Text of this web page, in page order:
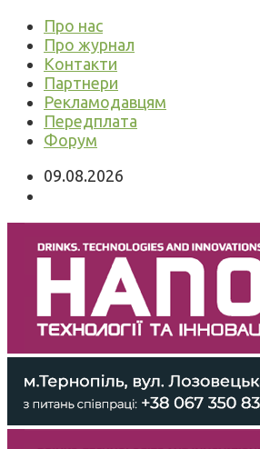
Про нас
Про журнал
Контакти
Партнери
Рекламодавцям
Передплата
Форум
09.08.2026